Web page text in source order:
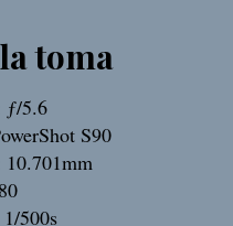
toma
ƒ/5.6
S90
500s